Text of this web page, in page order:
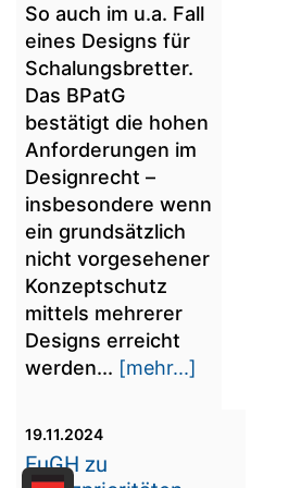
So auch im u.a. Fall
eines Designs für
Schalungsbretter.
Das BPatG
bestätigt die hohen
Anforderungen im
Designrecht –
insbesondere wenn
ein grundsätzlich
nicht vorgesehener
Konzeptschutz
mittels mehrerer
Designs erreicht
werden... [mehr...]
19.11.2024
EuGH zu